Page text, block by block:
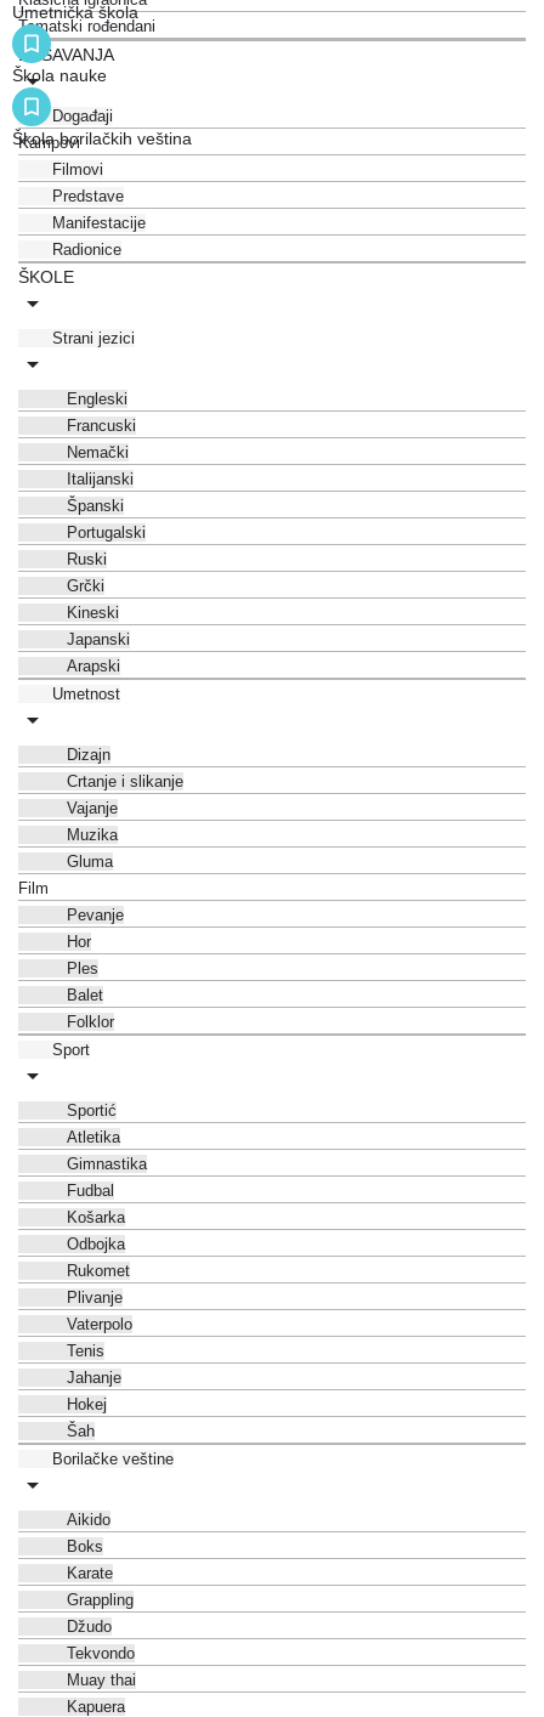
Umetnička škola
Škola nauke
Škola borilačkih veština
Tematski rođendani
DEŠAVANJA
Događaji
Kampovi
Filmovi
Predstave
Manifestacije
Radionice
ŠKOLE
Strani jezici
Engleski
Francuski
Nemački
Italijanski
Španski
Portugalski
Ruski
Grčki
Kineski
Japanski
Arapski
Umetnost
Dizajn
Crtanje i slikanje
Vajanje
Muzika
Gluma
Film
Pevanje
Hor
Ples
Balet
Folklor
Sport
Sportić
Atletika
Gimnastika
Fudbal
Košarka
Odbojka
Rukomet
Plivanje
Vaterpolo
Tenis
Jahanje
Hokej
Šah
Borilačke veštine
Aikido
Boks
Karate
Grappling
Džudo
Tekvondo
Muay thai
Kapuera